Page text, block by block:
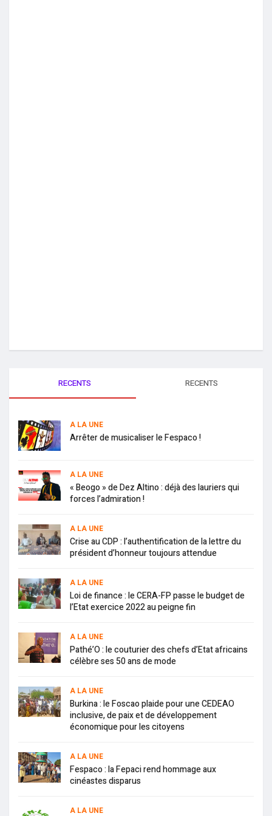
RECENTS RECENTS
A LA UNE
Arrêter de musicaliser le Fespaco !
A LA UNE
« Beogo » de Dez Altino : déjà des lauriers qui
forces l’admiration !
A LA UNE
Crise au CDP : l’authentification de la lettre du
président d’honneur toujours attendue
A LA UNE
Loi de finance : le CERA-FP passe le budget de
l’Etat exercice 2022 au peigne fin
A LA UNE
Pathé’O : le couturier des chefs d’Etat africains
célèbre ses 50 ans de mode
A LA UNE
Burkina : le Foscao plaide pour une CEDEAO
inclusive, de paix et de développement
économique pour les citoyens
A LA UNE
Fespaco : la Fepaci rend hommage aux
cinéastes disparus
A LA UNE